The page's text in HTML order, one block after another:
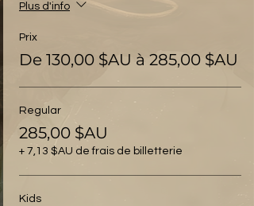
Plus d'info
Prix
De 130,00 $AU à 285,00 $AU
Regular
285,00 $AU
+ 7,13 $AU de frais de billetterie
Kids